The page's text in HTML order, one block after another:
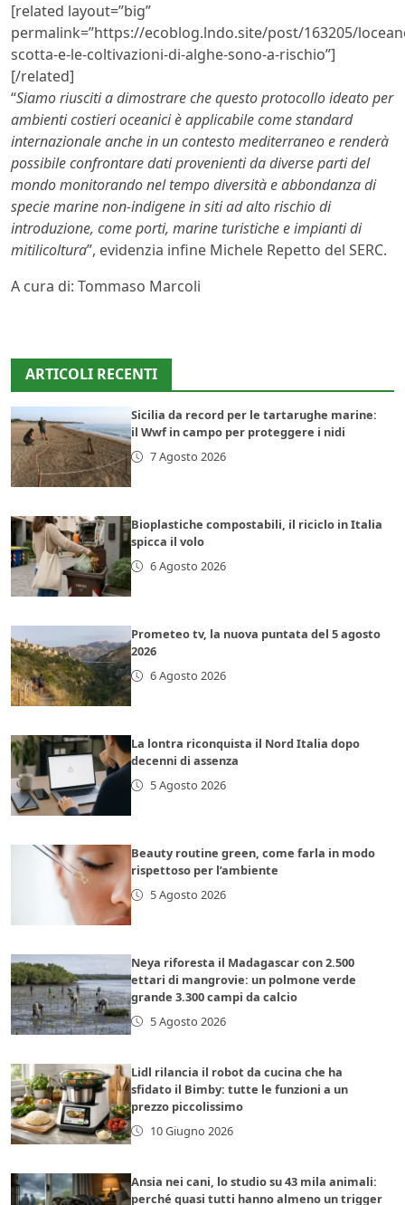
[related layout=”big”
permalink=”https://ecoblog.lndo.site/post/163205/
scotta-e-le-coltivazioni-di-alghe-sono-a-rischio”]
[/related]
“Siamo riusciti a dimostrare che questo protocollo ideato per
ambienti costieri oceanici è applicabile come standard
internazionale anche in un contesto mediterraneo e renderà
possibile confrontare dati provenienti da diverse parti del
mondo monitorando nel tempo diversità e abbondanza di
specie marine non-indigene in siti ad alto rischio di
introduzione, come porti, marine turistiche e impianti di
mitilicoltura”, evidenzia infine Michele Repetto del SERC.
A cura di: Tommaso Marcoli
ARTICOLI RECENTI
Sicilia da record per le tartarughe marine:
il Wwf in campo per proteggere i nidi
7 Agosto 2026
Bioplastiche compostabili, il riciclo in Italia
spicca il volo
6 Agosto 2026
Prometeo tv, la nuova puntata del 5 agosto
2026
6 Agosto 2026
La lontra riconquista il Nord Italia dopo
decenni di assenza
5 Agosto 2026
Beauty routine green, come farla in modo
rispettoso per l’ambiente
5 Agosto 2026
Neya riforesta il Madagascar con 2.500
ettari di mangrovie: un polmone verde
grande 3.300 campi da calcio
5 Agosto 2026
Lidl rilancia il robot da cucina che ha
sfidato il Bimby: tutte le funzioni a un
prezzo piccolissimo
10 Giugno 2026
Ansia nei cani, lo studio su 43 mila animali:
perché quasi tutti hanno almeno un trigger